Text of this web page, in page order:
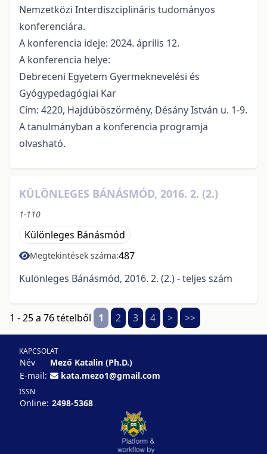
Nemzetközi Interdiszciplináris tudományos
konferenciára.
A konferencia ideje: 2024. április 12.
A konferencia helye:
Debreceni Egyetem Gyermeknevelési és
Gyógypedagógiai Kar
Cím: 4220, Hajdúböszörmény, Désány István u. 1-9.
A tanulmányban a konferencia programja
olvasható.
KÜLÖNLEGES BÁNÁSMÓD, 2016. 2. (2.)
1-110
Különleges Bánásmód
Megtekintések száma:487
Különleges Bánásmód, 2016. 2. (2.) - teljes szám
1 - 25 a 76 tételből 1 2 3 4 > >>
KAPCSOLAT
Név
Mező Katalin (Ph.D.)
E-mail:
kata.mezo1@gmail.com
ISSN
Online: 2498-5368